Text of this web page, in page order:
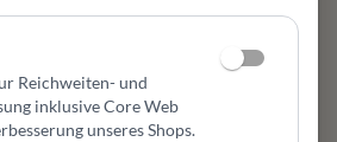
und klare Linien verbinden
Design
Möbeln und modernen
Reichweiten- und
inklusive Core Web
unseres Shops.